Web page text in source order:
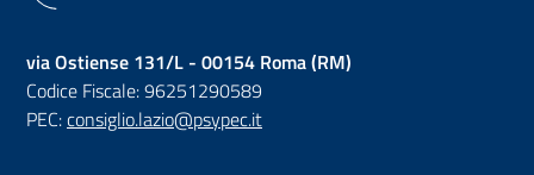
via Ostiense 131/L - 00154 Roma (RM)
Codice Fiscale: 96251290589
PEC:consiglio.lazio@psypec.it